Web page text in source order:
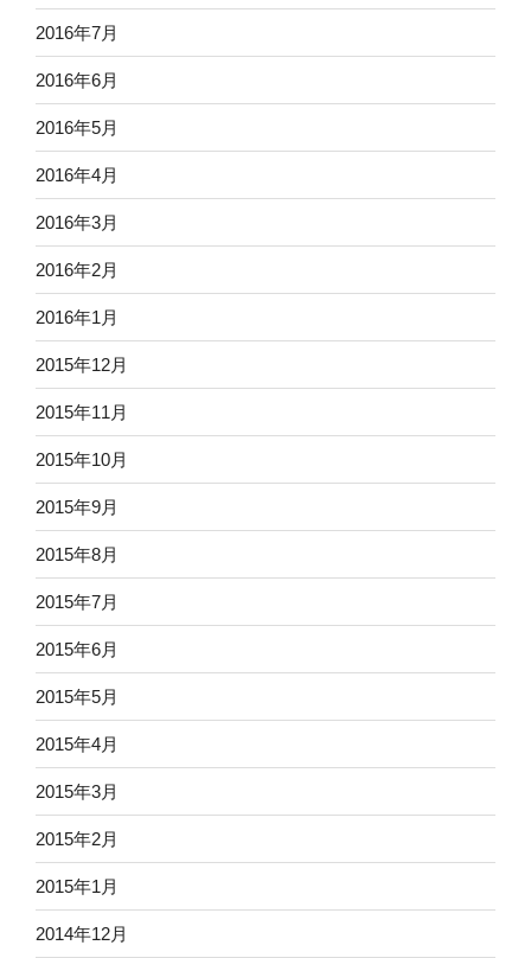
2016年7月
2016年6月
2016年5月
2016年4月
2016年3月
2016年2月
2016年1月
2015年12月
2015年11月
2015年10月
2015年9月
2015年8月
2015年7月
2015年6月
2015年5月
2015年4月
2015年3月
2015年2月
2015年1月
2014年12月